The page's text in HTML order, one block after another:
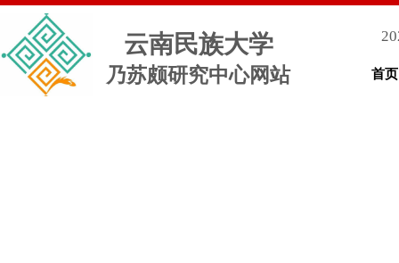
云南民族大学
乃苏颇研究中心网站 首页